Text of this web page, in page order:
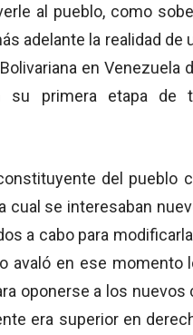
al pueblo, como
adelante la realidad de
en Venezuela
primera etapa de
del pueblo
cual se interesaban
a cabo para
avaló en ese momento
oponerse a los nuevos
era superior en